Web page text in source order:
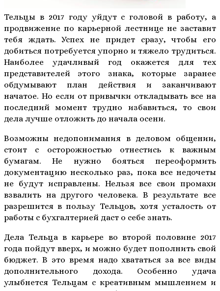
Тельцы в 2017 году уйдут с головой в работу, а
продвижение по карьерной лестнице не заставит
тебя ждать. Успех не придет сразу, чтобы его
добиться потребуется упорно и тяжело трудиться.
Наиболее удачливый год окажется для тех
представителей этого знака, которые заранее
обдумывают план действия и заканчивают
начатое. Но если от привычки откладывать все на
последний момент трудно избавиться, то свои
дела лучше отложить до начала осени.
Возможны недопонимания в деловом общении,
стоит с осторожностью отнестись к важным
бумагам. Не нужно бояться переоформить
документацию несколько раз, пока все недочеты
не будут исправлены. Нельзя все свои промахи
взвалить на другого человека. В результате все
разрешится в пользу Тельцов, хотя усталость от
работы с бухгалтерией даст о себе знать.
Дела Тельца в карьере во второй половине 2017
года пойдут вверх, и можно будет пополнить свой
бюджет. В это время надо хвататься за все виды
дополнительного дохода. Особенно удача
улыбнется Тельцам с креативным мышлением и